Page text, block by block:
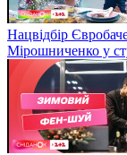
Нацвідбір
Мірошниченко у